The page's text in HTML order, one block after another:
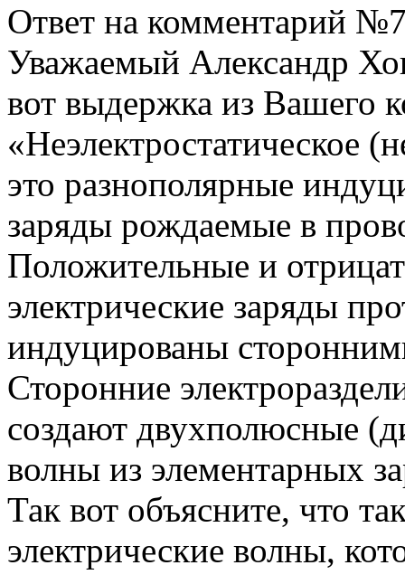
Ответ на комментарий
Уважаемый Александр
вот выдержка из Вашего
«Неэлектростатическое
это разнополярные
заряды рождаемые в
Положительные и
электрические заряды
индуцированы
Сторонние
создают двухполюсные
волны из элементарных
Так вот объясните, что
электрические волны,